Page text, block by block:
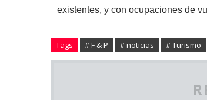
existentes, y con ocupaciones de
Tags # F & P # noticias # Turismo